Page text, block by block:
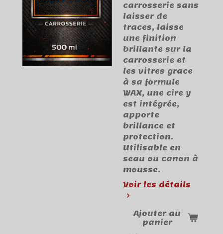
carrosserie sans
laisser de
traces, laisse
une finition
brillante sur la
carrosserie et
les vitres grace
à sa formule
WAX, une cire y
est intégrée,
apporte
brillance et
protection.
Utilisable en
seau ou canon à
mousse.
Voir les détails
Ajouter au
panier